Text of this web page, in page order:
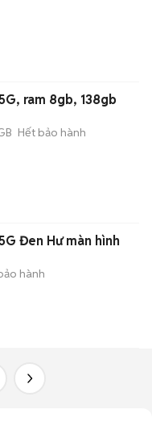
ram 8gb, 138gb
Hết bảo hành
Đen Hư màn hình
hành